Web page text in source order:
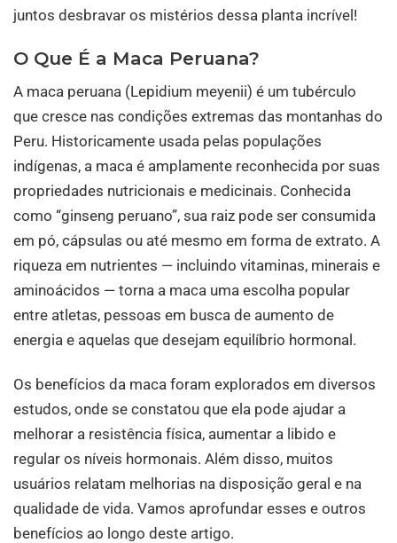
juntos desbravar os mistérios dessa planta incrível!
O Que É a Maca Peruana?
A maca peruana (Lepidium meyenii) é um tubérculo
que cresce nas condições extremas das montanhas do
Peru. Historicamente usada pelas populações
indígenas, a maca é amplamente reconhecida por suas
propriedades nutricionais e medicinais. Conhecida
como “ginseng peruano”, sua raiz pode ser consumida
em pó, cápsulas ou até mesmo em forma de extrato. A
riqueza em nutrientes — incluindo vitaminas, minerais e
aminoácidos — torna a maca uma escolha popular
entre atletas, pessoas em busca de aumento de
energia e aquelas que desejam equilíbrio hormonal.
Os benefícios da maca foram explorados em diversos
estudos, onde se constatou que ela pode ajudar a
melhorar a resistência física, aumentar a libido e
regular os níveis hormonais. Além disso, muitos
usuários relatam melhorias na disposição geral e na
qualidade de vida. Vamos aprofundar esses e outros
benefícios ao longo deste artigo.